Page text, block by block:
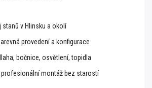
stanů v Hlinsku a okolí
provedení a konfigurace
bočnice, osvětlení, topidla
profesionální montáž bez starostí